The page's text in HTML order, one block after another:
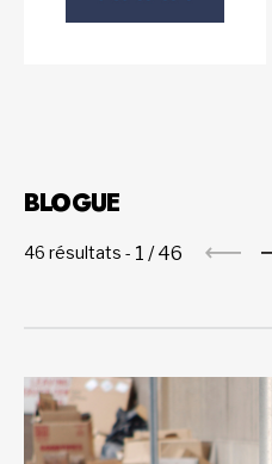
BLOGUE
46 résultats - 1 /46